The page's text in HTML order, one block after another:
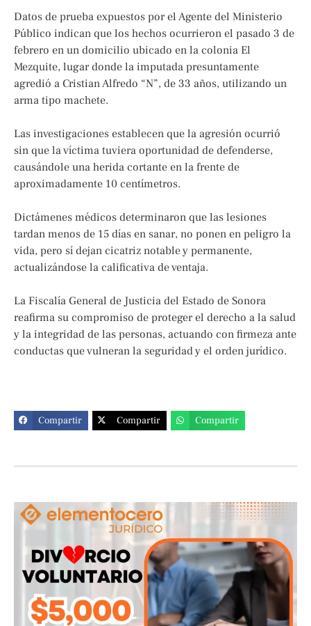
Datos de prueba expuestos por el Agente del Ministerio
Público indican que los hechos ocurrieron el pasado 3 de
febrero en un domicilio ubicado en la colonia El
Mezquite, lugar donde la imputada presuntamente
agredió a Cristian Alfredo “N”, de 33 años, utilizando un
arma tipo machete.
Las investigaciones establecen que la agresión ocurrió
sin que la víctima tuviera oportunidad de defenderse,
causándole una herida cortante en la frente de
aproximadamente 10 centímetros.
Dictámenes médicos determinaron que las lesiones
tardan menos de 15 días en sanar, no ponen en peligro la
vida, pero sí dejan cicatriz notable y permanente,
actualizándose la calificativa de ventaja.
La Fiscalía General de Justicia del Estado de Sonora
reafirma su compromiso de proteger el derecho a la salud
y la integridad de las personas, actuando con firmeza ante
conductas que vulneran la seguridad y el orden jurídico.
Compartir Compartir Compartir